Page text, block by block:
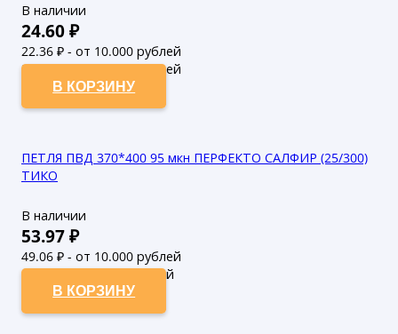
В наличии
24.60₽
22.36 ₽ - от 10.000 рублей
20.33₽ - от 50.000 рублей
В КОРЗИНУ
ПЕТЛЯ ПВД 370*400 95 мкн ПЕРФЕКТО САЛФИР (25/300)
ТИКО
В наличии
53.97₽
49.06 ₽ - от 10.000 рублей
44.6₽ - от 50.000 рублей
В КОРЗИНУ